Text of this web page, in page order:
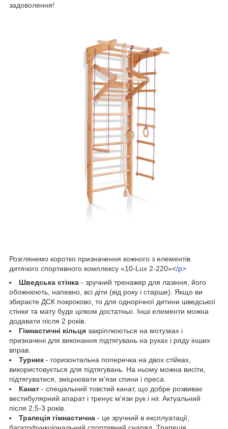
задоволення!
Розглянемо коротко призначення кожного з елементів
дитячого спортивного комплексу «10-Lux 2-220»</p>
Шведська стінка - зручний тренажер для лазіння, його
обожнюють, напевно, всі діти (від року і старше). Якщо ви
збираєте ДСК покроково, то для однорічної дитини шведської
стінки та мату буде цілком достатньо. Інші елементи можна
додавати після 2 років.
Гімнастичні кільця закріплюються на мотузках і
призначені для виконання підтягувань на руках і ряду інших
вправ.
Турник - горизонтальна поперечка на двох стійках,
використовується для підтягувань. На ньому можна висіти,
підтягуватися, зміцнювати м'язи спини і преса.
Канат - спеціальний товстий канат, що добре розвиває
вестибулярний апарат і тренує м'язи рук і ніг. Актуальний
після 2,5-3 років.
Трапеція гімнастична - це зручний в експлуатації,
багатофункціональний спортивний снаряд. Трапеція